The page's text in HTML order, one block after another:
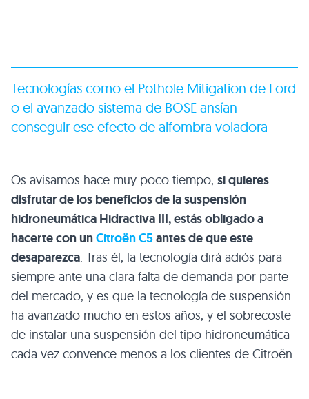
Tecnologías como el Pothole Mitigation de Ford
o el avanzado sistema de BOSE ansían
conseguir ese efecto de alfombra voladora
Os avisamos hace muy poco tiempo, si quieres
disfrutar de los beneficios de la suspensión
hidroneumática Hidractiva III, estás obligado a
hacerte con unCitroën C5antes de que este
desaparezca. Tras él, la tecnología dirá adiós para
siempre ante una clara falta de demanda por parte
del mercado, y es que la tecnología de suspensión
ha avanzado mucho en estos años, y el sobrecoste
de instalar una suspensión del tipo hidroneumática
cada vez convence menos a los clientes de Citroën.